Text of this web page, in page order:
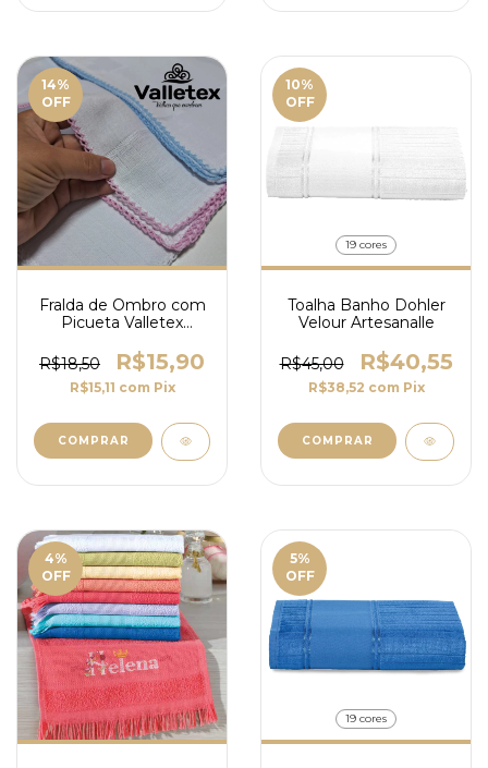
14%
OFF
Fralda de Ombro com
Picueta Valletex
R$18,50
R$15,90
R$15,11 com Pix
COMPRAR
10%
OFF
19 cores
Toalha Banho Dohler
Velour Artesanalle
R$45,00 R$40,55
R$38,52 com Pix
COMPRAR
4%
OFF
5%
OFF
19 cores